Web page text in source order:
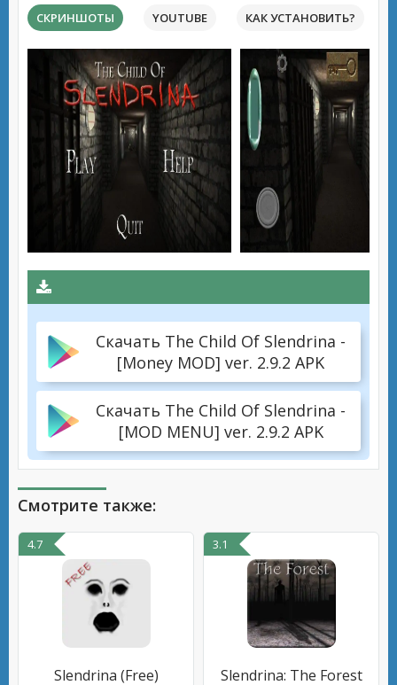
СКРИНШОТЫ YOUTUBE КАК УСТАНОВИТЬ?
Скачать The Child Of Slendrina -
[Money MOD] ver. 2.9.2 APK
Скачать The Child Of Slendrina -
[MOD MENU] ver. 2.9.2 APK
Смотрите также:
4.7
Slendrina (Free)
3.1
Slendrina: The Forest